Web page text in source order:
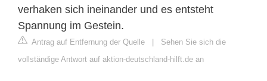
verhaken sich ineinander und es entsteht
Spannung im Gestein.
Antrag auf Entfernung der Quelle | Sehen Sie sich die
vollständige Antwort auf aktion-deutschland-hilft.de an